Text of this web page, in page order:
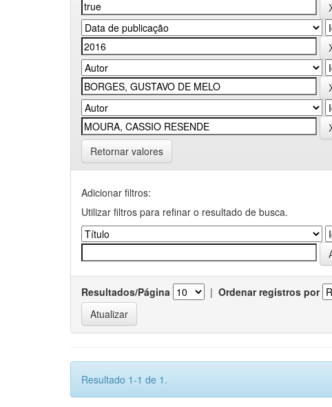
Retornar valores
Adicionar filtros:
Utilizar filtros para refinar o resultado de busca.
Resultados/Página | Ordenar registros por
Resultado 1-1 de 1.